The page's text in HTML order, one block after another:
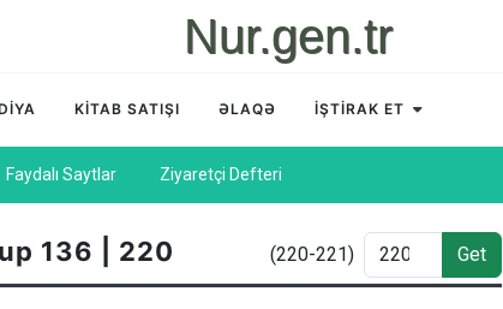
Nur.gen.tr
KİTAB SATIŞI ƏLAQƏ İŞTİRAK ET
Faydalı Saytlar Ziyaretçi Defteri
136 | 220 (220-221) Get